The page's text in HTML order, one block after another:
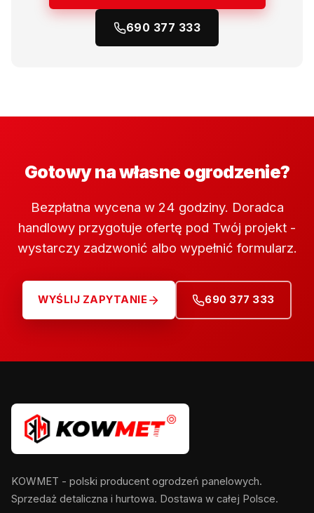
690 377 333
Gotowy na własne ogrodzenie?
Bezpłatna wycena w 24 godziny. Doradca
handlowy przygotuje ofertę pod Twój projekt -
wystarczy zadzwonić albo wypełnić formularz.
WYŚLIJ ZAPYTANIE 690 377 333
KOWMET - polski producent ogrodzeń panelowych.
Sprzedaż detaliczna i hurtowa. Dostawa w całej Polsce.